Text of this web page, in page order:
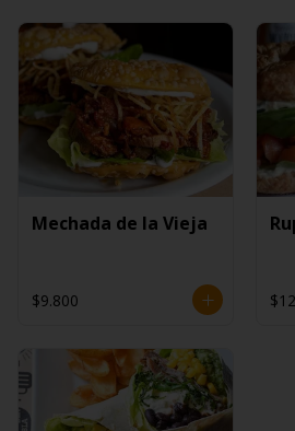
Mechada de la Vieja
$9.800